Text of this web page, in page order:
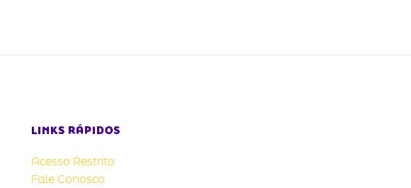
LINKS RÁPIDOS
Acesso Restrito
Fale Conosco